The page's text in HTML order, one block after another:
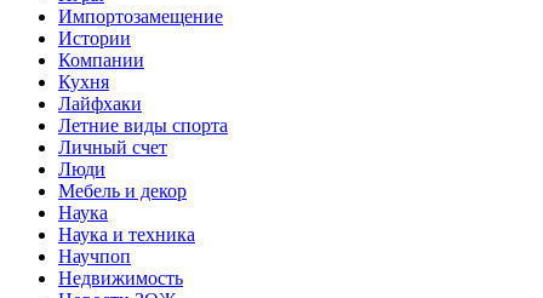
Импортозамещение
Истории
Компании
Кухня
Лайфхаки
Летние виды спорта
Личный счет
Люди
Мебель и декор
Наука
Наука и техника
Научпоп
Недвижимость